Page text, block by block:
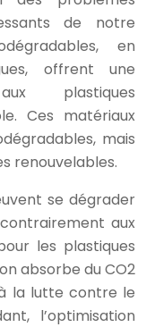
de notre
en
offrent une
plastiques
Ces matériaux
mais
renouvelables.
se dégrader
aux
les plastiques
absorbe du CO2
la lutte contre le
l’optimisation